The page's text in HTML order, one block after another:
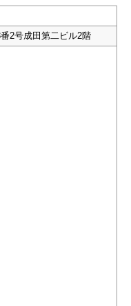
2号成田第二ビル2階